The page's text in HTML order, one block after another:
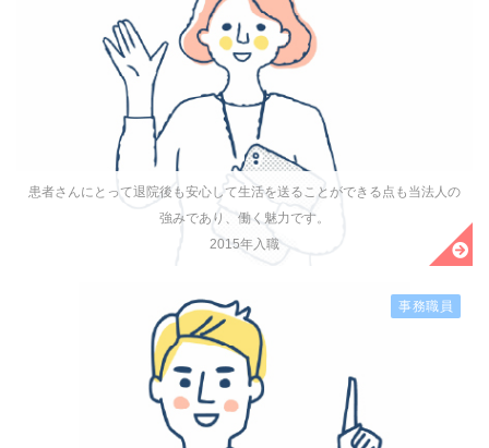
患者さんにとって退院後も安心して生活を送ることができる点も当法人の
強みであり、働く魅力です。
2015年入職
事務職員